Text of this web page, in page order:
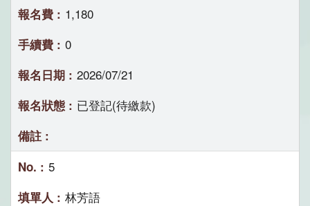
1,180
0
2026/07/21
已登記(待繳款)
5
林芳語